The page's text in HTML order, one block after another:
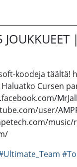
koodeja täältä!
Cursen
user/
music/